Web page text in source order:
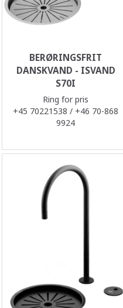
BERØRINGSFRIT
DANSKVAND - ISVAND
S70I
Ring for pris
+45 70221538 / +46 70-868
9924